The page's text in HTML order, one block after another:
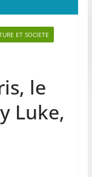
ET SOCIETE
le
Luke,